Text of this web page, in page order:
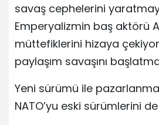
savaş cephelerini
Emperyalizmin baş aktörü
müttefiklerini hizaya
paylaşım savaşını
Yeni sürümü ile
NATO’yu eski sürümlerini